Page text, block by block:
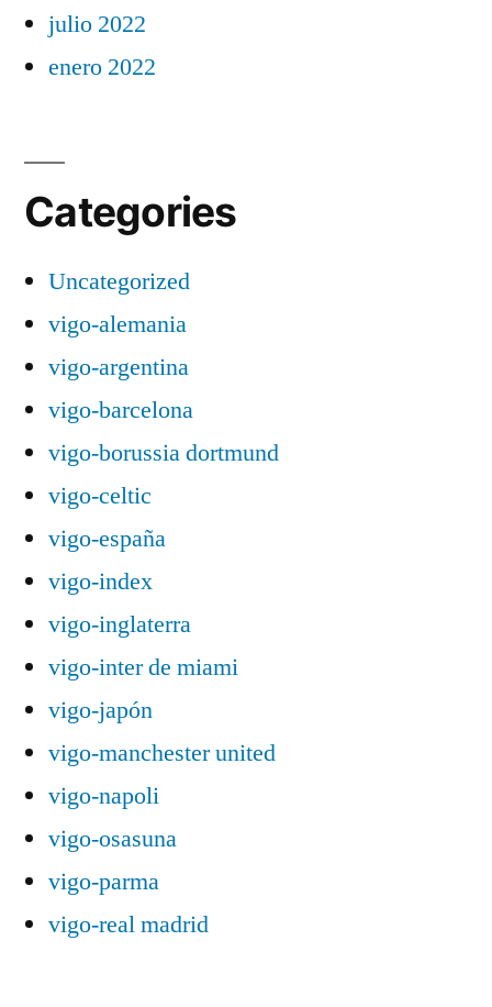
julio 2022
enero 2022
Categories
Uncategorized
vigo-alemania
vigo-argentina
vigo-barcelona
vigo-borussia dortmund
vigo-celtic
vigo-españa
vigo-index
vigo-inglaterra
vigo-inter de miami
vigo-japón
vigo-manchester united
vigo-napoli
vigo-osasuna
vigo-parma
vigo-real madrid